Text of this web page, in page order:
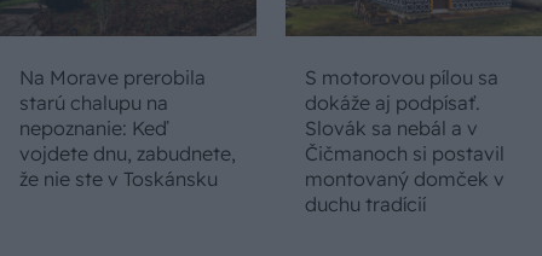
Na Morave prerobila
starú chalupu na
nepoznanie: Keď
vojdete dnu, zabudnete,
že nie ste v Toskánsku
S motorovou pílou sa
dokáže aj podpísať.
Slovák sa nebál a v
Čičmanoch si postavil
montovaný domček v
duchu tradícií